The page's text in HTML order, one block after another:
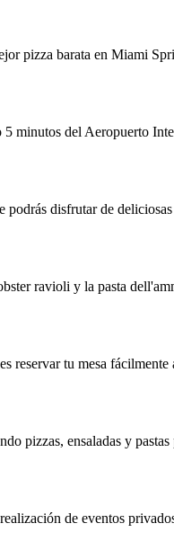
pizza barata en Miami
minutos del Aeropuerto
disfrutar de
ravioli y la pasta
reservar tu mesa
pizzas, ensaladas y
de eventos